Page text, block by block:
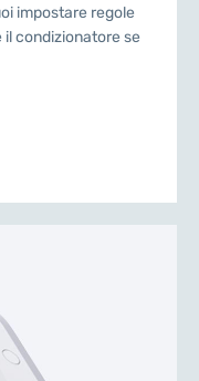
impostare regole
condizionatore se